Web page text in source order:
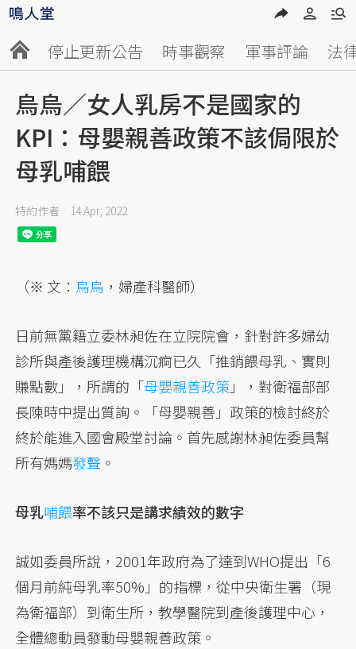
停止更新公告 時事觀察 軍事評論 法
烏烏／女人乳房不是國家的
KPI：母嬰親善政策不該侷限於
母乳哺餵
特約作者 14 Apr, 2022
（※ 文： 烏烏 ，婦產科醫師）
日前無黨籍立委林昶佐在立院院會，針對許多婦幼
診所與產後護理機構沉痾已久「推銷餵母乳、實則
賺點數」，所謂的「母嬰親善政策」，對衛福部部
長陳時中提出質詢。「母嬰親善」政策的檢討終於
終於能進入國會殿堂討論。首先感謝林昶佐委員幫
所有媽媽發聲 。
母乳哺餵率不該只是講求績效的數字
誠如委員所說，2001年政府為了達到WHO提出「6
個月前純母乳率50%」的指標，從中央衛生署（現
為衛福部）到衛生所，教學醫院到產後護理中心，
全體總動員發動母嬰親善政策。